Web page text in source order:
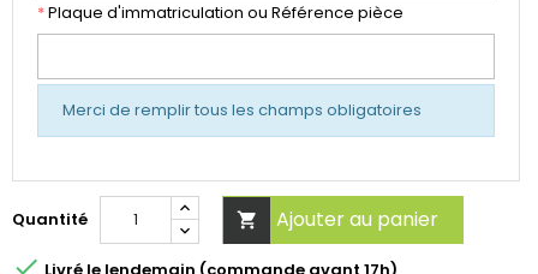
*Plaque d'immatriculation ou Référence pièce
Merci de remplir tous les champs obligatoires
Quantité  Ajouter au panier
